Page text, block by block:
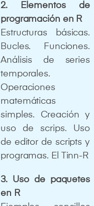
2. Elementos de
programación en R
Estructuras básicas.
Bucles. Funciones.
Análisis de series
temporales.
Operaciones
matemáticas
simples. Creación y
uso de scrips. Uso
de editor de scripts y
programas. El Tinn-R
3. Uso de paquetes
en R